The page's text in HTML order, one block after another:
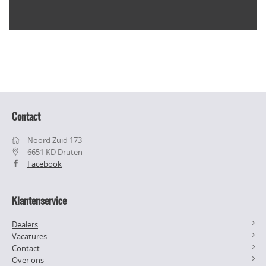
Contact
Noord Zuid 173
6651 KD Druten
Facebook
Klantenservice
Dealers
Vacatures
Contact
Over ons